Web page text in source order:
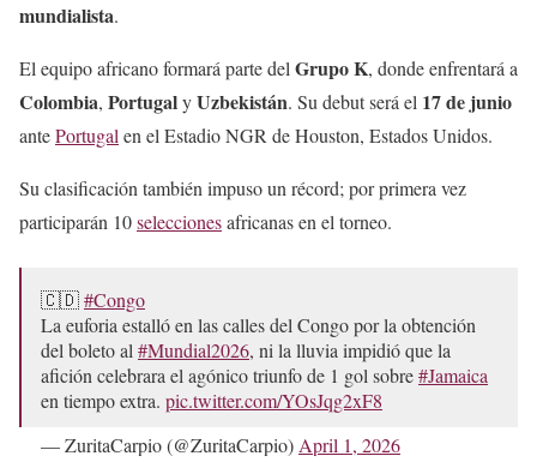
mundialista.
El equipo africano formará parte delGrupo K, donde enfrentará a
Colombia, PortugalyUzbekistán. Su debut será el 17 de junio
antePortugalen el Estadio NGR de Houston, Estados Unidos.
Su clasificación también impuso un récord; por primera vez
participarán 10seleccionesafricanas en el torneo.
🇨🇩#Congo
La euforia estalló en las calles del Congo por la obtención
del boleto al#Mundial2026, ni la lluvia impidió que la
afición celebrara el agónico triunfo de 1 gol sobre#Jamaica
en tiempo extra. pic.twitter.com/YOsJqg2xF8
— ZuritaCarpio (@ZuritaCarpio)April 1, 2026